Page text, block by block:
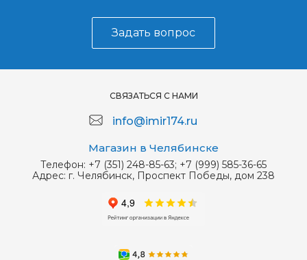
Задать вопрос
СВЯЗАТЬСЯ С НАМИ
info@imir174.ru
Магазин в Челябинске
Телефон: +7 (351) 248-85-63; +7 (999) 585-36-65
Адрес: г. Челябинск, Проспект Победы, дом 238